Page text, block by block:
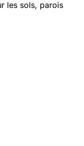
les sols, parois